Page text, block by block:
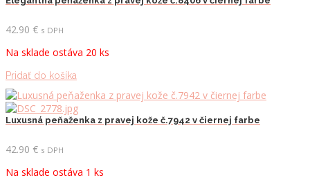
42.90 € s DPH
Na sklade ostáva 20 ks
Pridať do košíka
Luxusná peňaženka z pravej kože č.7942 v čiernej farbe
42.90 € s DPH
Na sklade ostáva 1 ks